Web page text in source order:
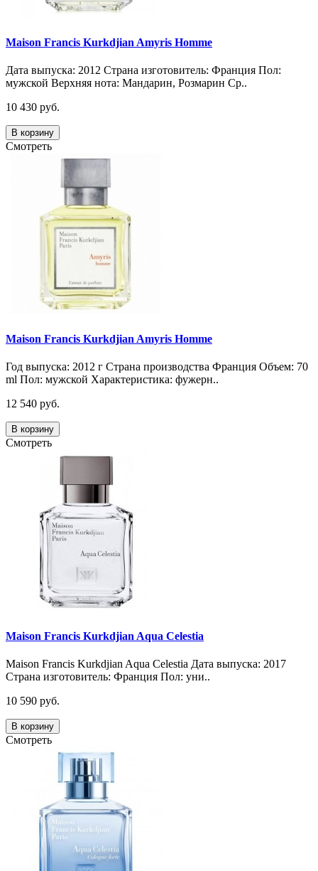
Maison Francis Kurkdjian Amyris Homme
Дата выпуска: 2012 Страна изготовитель: Франция Пол:
мужской Верхняя нота: Мандарин, Розмарин Ср..
10 430 руб.
В корзину
Смотреть
Maison Francis Kurkdjian Amyris Homme
Год выпуска: 2012 г Страна производства Франция Объем: 70
ml Пол: мужской Характеристика: фужерн..
12 540 руб.
В корзину
Смотреть
Maison Francis Kurkdjian Aqua Celestia
Maison Francis Kurkdjian Aqua Celestia Дата выпуска: 2017
Страна изготовитель: Франция Пол: уни..
10 590 руб.
В корзину
Смотреть